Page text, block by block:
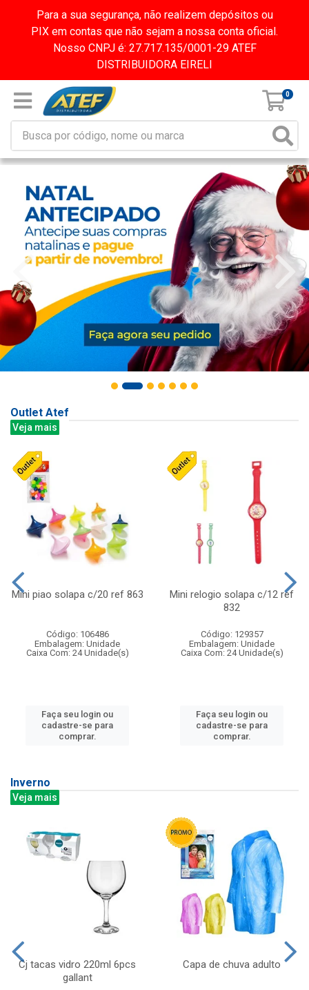
Para a sua segurança, não realizem depósitos ou
PIX em contas que não sejam a nossa conta oficial.
Nosso CNPJ é: 27.717.135/0001-29 ATEF
DISTRIBUIDORA EIRELI
0
Outlet Atef
Veja mais
Mini piao solapa c/20 ref 863
Código: 106486
Embalagem: Unidade
Caixa Com: 24 Unidade(s)
Faça seu login ou
cadastre-se para
comprar.
Mini relogio solapa c/12 ref
832
Código: 129357
Embalagem: Unidade
Caixa Com: 24 Unidade(s)
Faça seu login ou
cadastre-se para
comprar.
Inverno
Veja mais
Cj tacas vidro 220ml 6pcs
gallant
Capa de chuva adulto